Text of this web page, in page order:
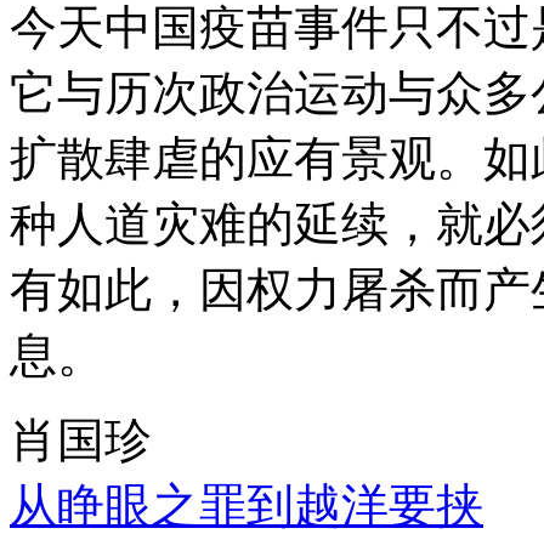
今天中国疫苗事件只不
它与历次政治运动与众
扩散肆虐的应有景观。
种人道灾难的延续，就
有如此，因权力屠杀而
息。
肖国珍
从睁眼之罪到越洋要挟